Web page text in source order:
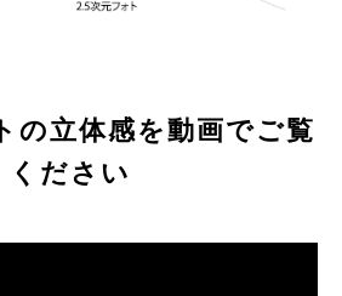
の立体感を動画でご覧
ください